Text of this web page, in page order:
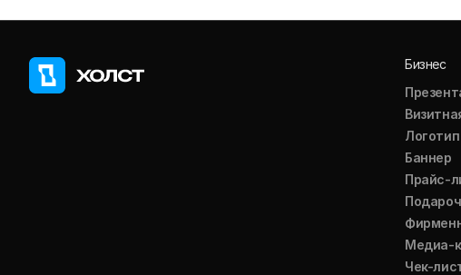
Бизнес
Логотип
Баннер
Прайс-
Медиа-
Чек-